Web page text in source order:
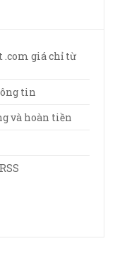
.com giá chỉ từ
tin
và hoàn tiền